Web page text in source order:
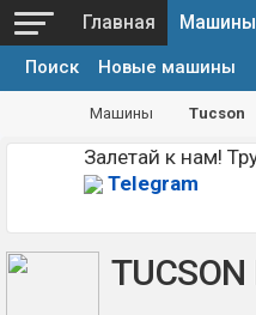
Главная Машины
Поиск Новые машины
Машины Tucson
Залетай к нам!
Telegram